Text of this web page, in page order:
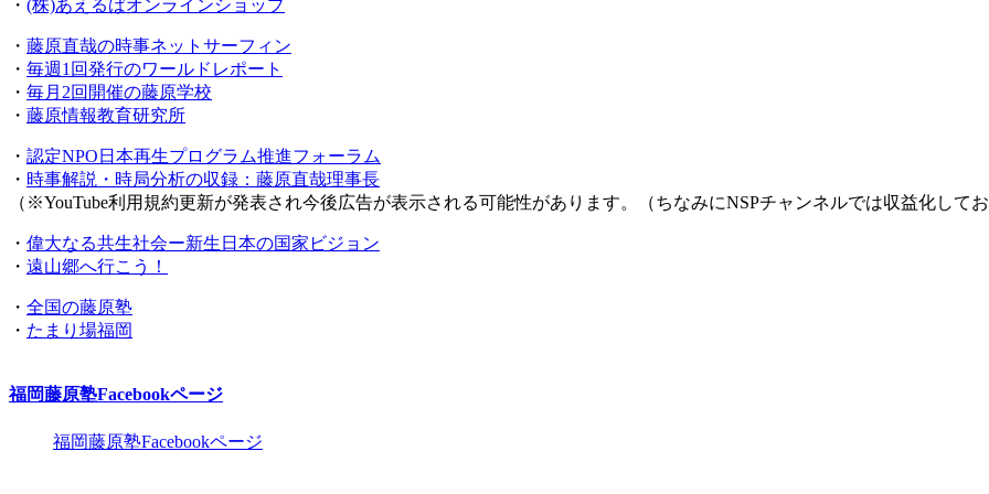
・ (株)あえるばオンラインショップ
・ 藤原直哉の時事ネットサーフィン
・ 毎週1回発行のワールドレポート
・ 毎月2回開催の藤原学校
・ 藤原情報教育研究所
・ 認定NPO日本再生プログラム推進フォーラム
・ 時事解説・時局分析の収録：藤原直哉理事長
（※YouTube利用規約更新が発表され今後広告が表示される可能性があります。（ちなみにNSPチャンネルでは収益化してお
・ 偉大なる共生社会ー新生日本の国家ビジョン
・ 遠山郷へ行こう！
・ 全国の藤原塾
・ たまり場福岡
福岡藤原塾Facebookページ
福岡藤原塾Facebookページ